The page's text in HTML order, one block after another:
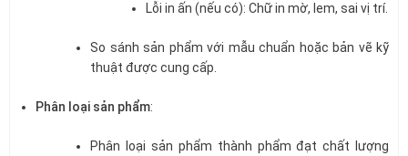
Lỗi in ấn (nếu có): Chữ in mờ, lem, sai vị trí.
So sánh sản phẩm với mẫu chuẩn hoặc bản vẽ kỹ
thuật được cung cấp.
Phân loại sản phẩm:
Phân loại sản phẩm thành phẩm đạt chất lượng